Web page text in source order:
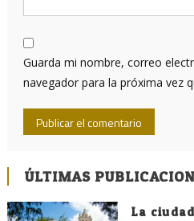
Guarda mi nombre, correo
navegador para la próxima vez
ÚLTIMAS
La